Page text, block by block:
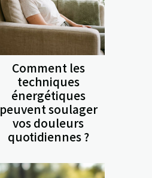
Comment les
techniques
énergétiques
peuvent soulager
vos douleurs
quotidiennes ?